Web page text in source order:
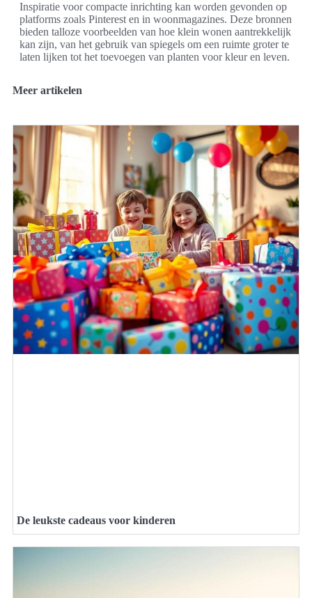
Inspiratie voor compacte inrichting kan worden gevonden op
platforms zoals Pinterest en in woonmagazines. Deze bronnen
bieden talloze voorbeelden van hoe klein wonen aantrekkelijk
kan zijn, van het gebruik van spiegels om een ruimte groter te
laten lijken tot het toevoegen van planten voor kleur en leven.
Meer artikelen
De leukste cadeaus voor kinderen